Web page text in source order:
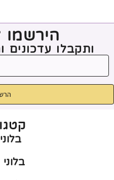
הירשמו
ותקבלו עדכונים